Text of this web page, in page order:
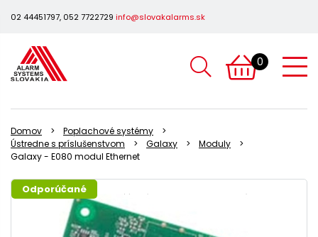
02 44451797, 052 7722729 info@slovakalarms.sk
0
Domov
Poplachové systémy
Ústredne s príslušenstvom
Galaxy
Moduly
Galaxy - E080 modul Ethernet
Odporúčané